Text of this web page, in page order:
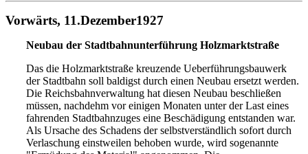
Vorwärts, 11.Dezember1927
Neubau der Stadtbahnunterführung Holzmarktstraße
Das die Holzmarktstraße kreuzende Ueberführungsbauwerk
der Stadtbahn soll baldigst durch einen Neubau ersetzt werden.
Die Reichsbahnverwaltung hat diesen Neubau beschließen
müssen, nachdehm vor einigen Monaten unter der Last eines
fahrenden Stadtbahnzuges eine Beschädigung entstanden war.
Als Ursache des Schadens der selbstverständlich sofort durch
Verlaschung einstweilen behoben wurde, wird sogenannte